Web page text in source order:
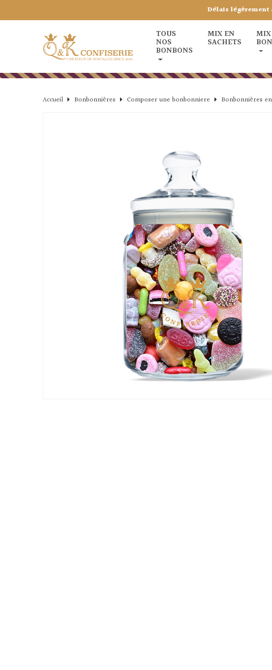
Délais
TOUS
NOS
BONBONS
MIX EN
SACHETS
Accueil Bonbonnières Composer une bonbonniere Bonbonnières